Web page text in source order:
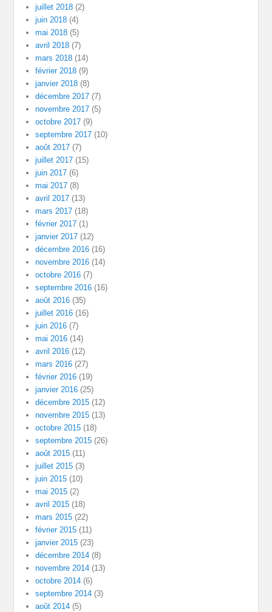
juillet 2018 (2)
juin 2018 (4)
mai 2018 (5)
avril 2018 (7)
mars 2018 (14)
février 2018 (9)
janvier 2018 (8)
décembre 2017 (7)
novembre 2017 (5)
octobre 2017 (9)
septembre 2017 (10)
août 2017 (7)
juillet 2017 (15)
juin 2017 (6)
mai 2017 (8)
avril 2017 (13)
mars 2017 (18)
février 2017 (1)
janvier 2017 (12)
décembre 2016 (16)
novembre 2016 (14)
octobre 2016 (7)
septembre 2016 (16)
août 2016 (35)
juillet 2016 (16)
juin 2016 (7)
mai 2016 (14)
avril 2016 (12)
mars 2016 (27)
février 2016 (19)
janvier 2016 (25)
décembre 2015 (12)
novembre 2015 (13)
octobre 2015 (18)
septembre 2015 (26)
août 2015 (11)
juillet 2015 (3)
juin 2015 (10)
mai 2015 (2)
avril 2015 (18)
mars 2015 (22)
février 2015 (11)
janvier 2015 (23)
décembre 2014 (8)
novembre 2014 (13)
octobre 2014 (6)
septembre 2014 (3)
août 2014 (5)